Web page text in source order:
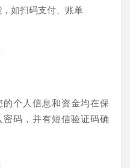
如扫码支付、账单
个人信息和资金均在保
码，并有短信验证码确